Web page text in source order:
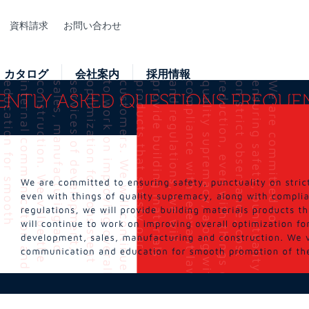
資料請求 お問い合わせ
カタログ 会社案内 採用情報